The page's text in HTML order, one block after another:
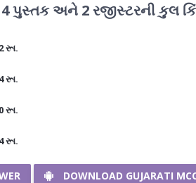
4 પુસ્તક અને 2 રજીસ્ટરની કુલ
રૂા.
રૂા.
રૂા.
રૂા.
DOWNLOAD GUJARATI